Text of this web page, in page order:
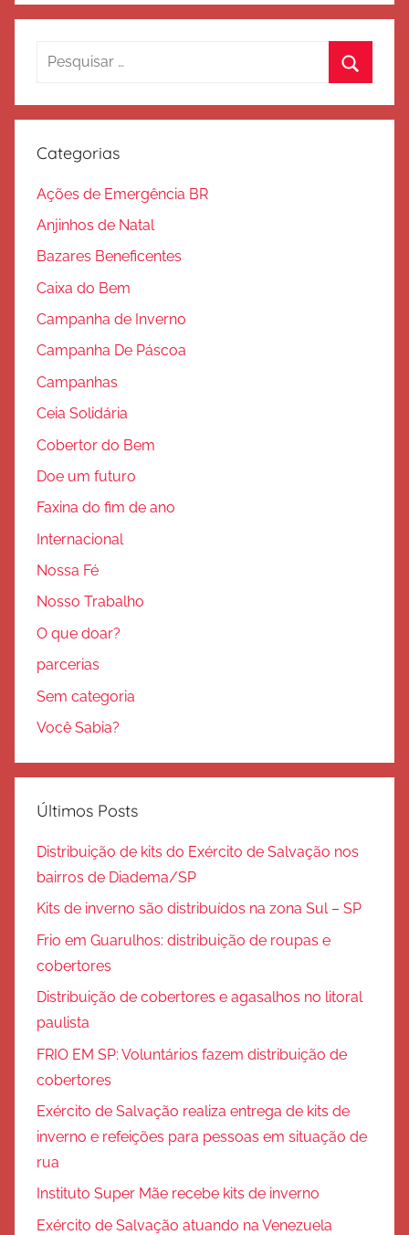
d
l
Pesquisar
Categorias
Ações de Emergência BR
Anjinhos de Natal
Bazares Beneficentes
Caixa do Bem
Campanha de Inverno
Campanha De Páscoa
Campanhas
Ceia Solidária
Cobertor do Bem
Doe um futuro
Faxina do fim de ano
Internacional
Nossa Fé
Nosso Trabalho
O que doar?
parcerias
Sem categoria
Você Sabia?
Últimos Posts
Distribuição de kits do Exército de Salvação nos
bairros de Diadema/SP
Kits de inverno são distribuídos na zona Sul – SP
Frio em Guarulhos: distribuição de roupas e
cobertores
Distribuição de cobertores e agasalhos no litoral
paulista
FRIO EM SP: Voluntários fazem distribuição de
cobertores
Exército de Salvação realiza entrega de kits de
inverno e refeições para pessoas em situação de
rua
Instituto Super Mãe recebe kits de inverno
Exército de Salvação atuando na Venezuela